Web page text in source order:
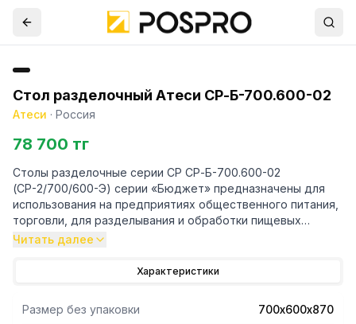
Стол разделочный Атеси СР-Б-700.600-02
Атеси · Россия
78 700 тг
Столы разделочные серии СР СР-Б-700.600-02
(СР-2/700/600-Э) серии «Бюджет» предназначены для
использования на предприятиях общественного питания,
торговли, для разделывания и обработки пищевых
продуктов, а также в качестве вспомогательной
ламинированной древесностружечной плиты, что
Читать далее
Характеристики
Размер без упаковки 700х600х870